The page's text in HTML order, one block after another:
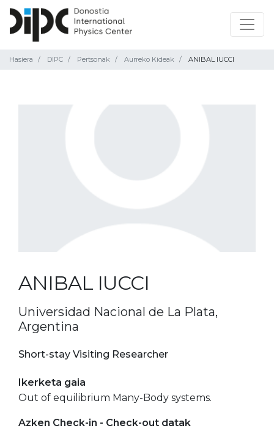
Hasiera DIPC Pertsonak Aurreko Kideak ANIBAL IUCCI
ANIBAL IUCCI
Universidad Nacional de La Plata,
Argentina
Short-stay Visiting Researcher
Ikerketa gaia
Out of equilibrium Many-Body systems.
Azken Check-in - Check-out datak